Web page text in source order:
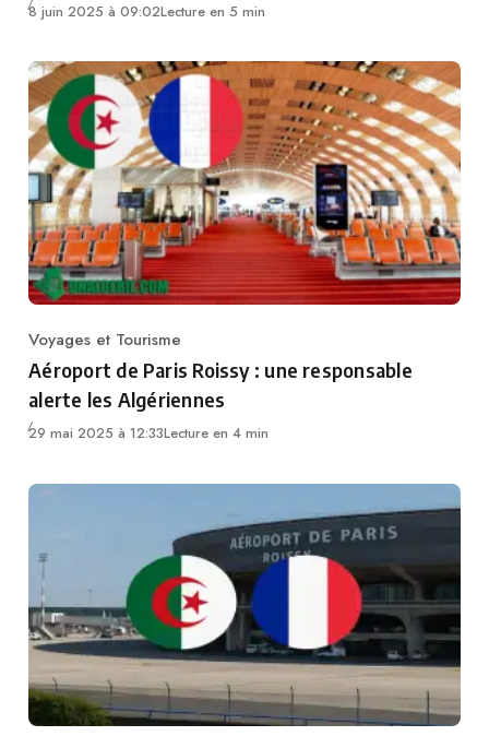
8 juin 2025 à 09:02Lecture en 5 min
Category
Voyages et Tourisme
Aéroport de Paris Roissy : une responsable
alerte les Algériennes
29 mai 2025 à 12:33Lecture en 4 min